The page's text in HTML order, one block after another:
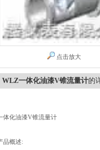
点击放大
WLZ一体化油漆V锥流量计的
体化油漆V锥流量计
品概述: